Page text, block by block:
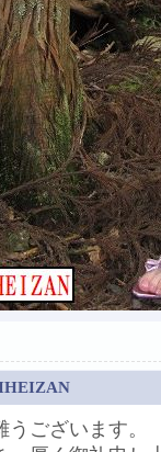
ございます。